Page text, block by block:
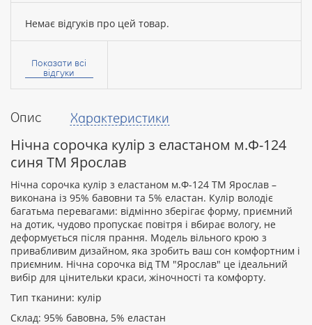
Опис Характеристики
Нічна сорочка кулір з еластаном м.Ф-124
синя ТМ Ярослав
Нічна сорочка кулір з еластаном м.Ф-124 ТМ Ярослав –
виконана із 95% бавовни та 5% еластан. Кулір володіє
багатьма перевагами: відмінно зберігає форму, приємний
на дотик, чудово пропускає повітря і вбирає вологу, не
деформується після прання. Модель вільного крою з
привабливим дизайном, яка зробить ваш сон комфортним і
приємним. Нічна сорочка від ТМ "Ярослав" це ідеальний
вибір для цінительки краси, жіночності та комфорту.
Тип тканини: кулір
Склад: 95% бавовна, 5% еластан
Немає відгуків про цей товар.
Ваше
Ваш
Рейтинг:
ПРОДОВЖИТИ
Показати всі
відгуки